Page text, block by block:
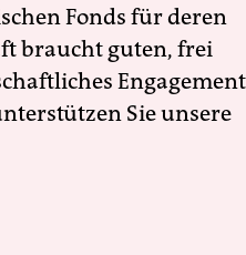
Fonds für deren
braucht guten, frei
Sie unsere